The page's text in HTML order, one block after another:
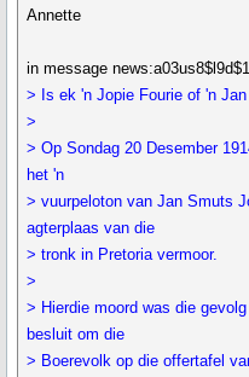
Annette
in message
> Is ek 'n Jopie Fourie of 'n
>
> Op Sondag 20 Desember
het 'n
> vuurpeloton van Jan Smuts
agterplaas van die
> tronk in Pretoria vermoor.
>
> Hierdie moord was die
besluit om die
> Boerevolk op die offertafel